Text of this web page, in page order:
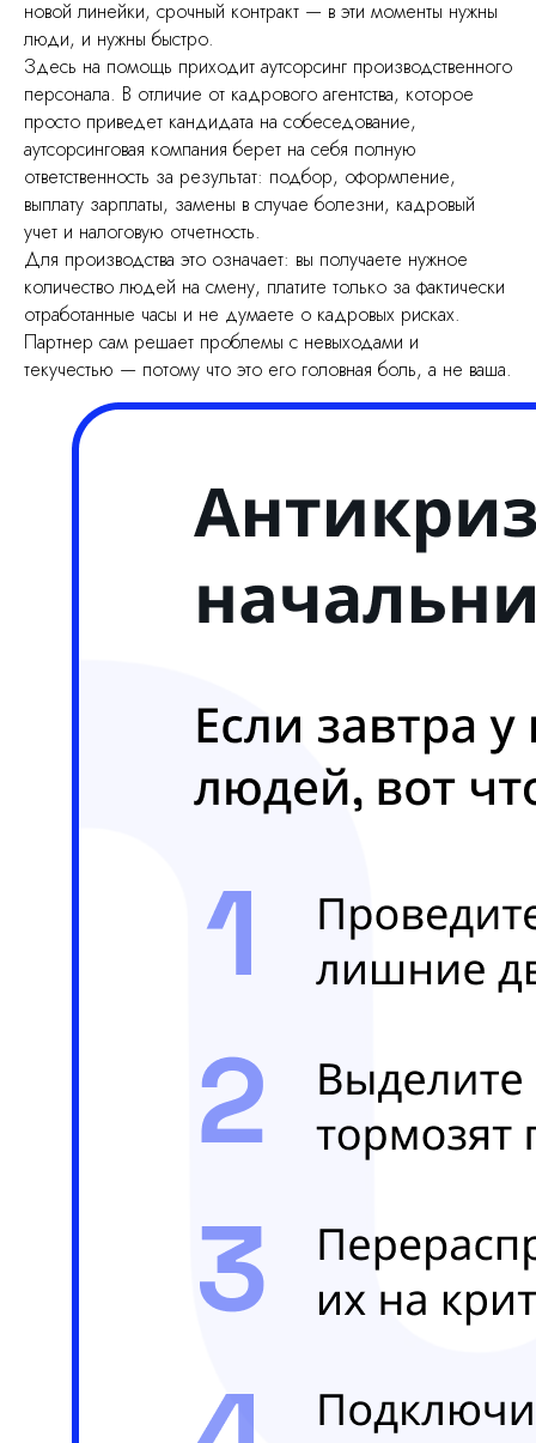
новой линейки, срочный контракт — в эти моменты нужны
люди, и нужны быстро.
Здесь на помощь приходит аутсорсинг производственного
персонала. В отличие от кадрового агентства, которое
просто приведет кандидата на собеседование,
аутсорсинговая компания берет на себя полную
ответственность за результат: подбор, оформление,
выплату зарплаты, замены в случае болезни, кадровый
учет и налоговую отчетность.
Для производства это означает: вы получаете нужное
количество людей на смену, платите только за фактически
отработанные часы и не думаете о кадровых рисках.
Партнер сам решает проблемы с невыходами и
текучестью — потому что это его головная боль, а не ваша.
Читать
Решим похожую
задачу в вашей
компании
Оставьте заявку, быстро подберем
лучшее решение!
Расскажите нам, как мы
можем вам помочь